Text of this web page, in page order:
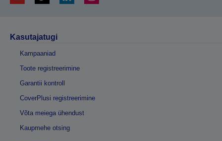
Kasutajatugi
Kampaaniad
Toote registreerimine
Garantii kontroll
CoverPlusi registreerimine
Võta meiega ühendust
Kaupmehe otsing